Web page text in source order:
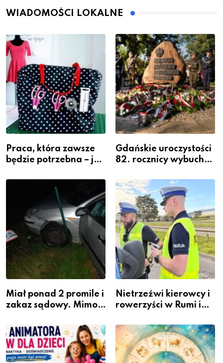
WIADOMOŚCI LOKALNE
Praca, która zawsze
będzie potrzebna – jak
zawodem przyszłości i
gdzie się go nauczyć?
Gdańskie uroczystości
82. rocznicy wybuchu
Warszawskiego
Miał ponad 2 promile i
zakaz sądowy. Mimo
kierownicę w
Bolszewie i uderzył w
ogrodzenie
Nietrzeźwi kierowcy i
rowerzyści w Rumi i